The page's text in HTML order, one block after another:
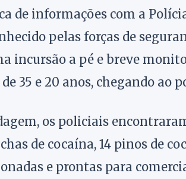
de informações com a
pelas forças de
incursão a pé e breve
35 e 20 anos, chegando ao
os policiais
de cocaína, 14 pinos de
e prontas para